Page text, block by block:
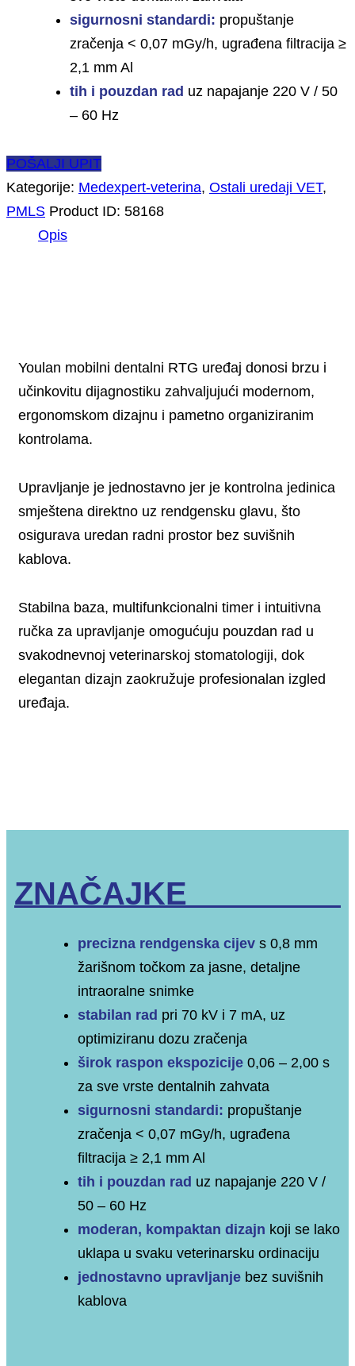
sigurnosni standardi: propuštanje
zračenja < 0,07 mGy/h, ugrađena filtracija ≥
2,1 mm Al
tih i pouzdan rad uz napajanje 220 V / 50
– 60 Hz
POŠALJI UPIT
Kategorije: Medexpert-veterina, Ostali uredaji VET,
PMLS Product ID: 58168
Opis
Youlan mobilni dentalni RTG uređaj donosi brzu i
učinkovitu dijagnostiku zahvaljujući modernom,
ergonomskom dizajnu i pametno organiziranim
kontrolama.
Upravljanje je jednostavno jer je kontrolna jedinica
smještena direktno uz rendgensku glavu, što
osigurava uredan radni prostor bez suvišnih
kablova.
Stabilna baza, multifunkcionalni timer i intuitivna
ručka za upravljanje omogućuju pouzdan rad u
svakodnevnoj veterinarskoj stomatologiji, dok
elegantan dizajn zaokružuje profesionalan izgled
uređaja.
ZNAČAJKE
precizna rendgenska cijev s 0,8 mm
žarišnom točkom za jasne, detaljne
intraoralne snimke
stabilan rad pri 70 kV i 7 mA, uz
optimiziranu dozu zračenja
širok raspon ekspozicije 0,06 – 2,00 s
za sve vrste dentalnih zahvata
sigurnosni standardi: propuštanje
zračenja < 0,07 mGy/h, ugrađena
filtracija ≥ 2,1 mm Al
tih i pouzdan rad uz napajanje 220 V /
50 – 60 Hz
moderan, kompaktan dizajn koji se lako
uklapa u svaku veterinarsku ordinaciju
jednostavno upravljanje bez suvišnih
kablova